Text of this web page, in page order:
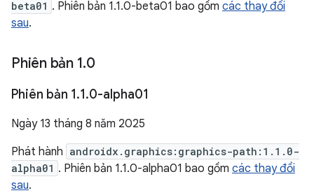
beta01 . Phiên bản 1.1.0-beta01 bao gồm các thay đổi
sau.
Phiên bản 1.0
Phiên bản 1.1.0-alpha01
Ngày 13 tháng 8 năm 2025
Phát hành androidx.graphics:graphics-path:1.1.0-
alpha01 . Phiên bản 1.1.0-alpha01 bao gồm các thay đổi
sau.